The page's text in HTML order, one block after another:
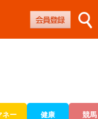
ネー 健康 競馬